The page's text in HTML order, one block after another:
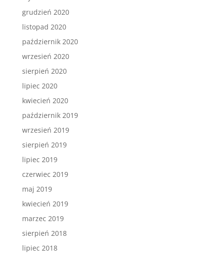
grudzień 2020
listopad 2020
październik 2020
wrzesień 2020
sierpień 2020
lipiec 2020
kwiecień 2020
październik 2019
wrzesień 2019
sierpień 2019
lipiec 2019
czerwiec 2019
maj 2019
kwiecień 2019
marzec 2019
sierpień 2018
lipiec 2018